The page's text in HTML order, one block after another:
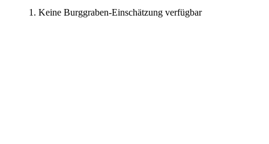
Keine Burggraben-Einschätzung verfügbar